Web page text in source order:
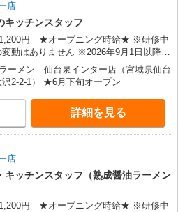
店
キッチンスタッフ
円 ★オープニング時給★ ※研修中
変動はありません ※2026年9月1日以降は
円以上
ーメン 仙台泉インター店（宮城県仙台
沢2-2-1） ★6月下旬オープン
詳細を見る
店
キッチンスタッフ（熟成醤油ラーメン
円 ★オープニング時給★ ※研修中